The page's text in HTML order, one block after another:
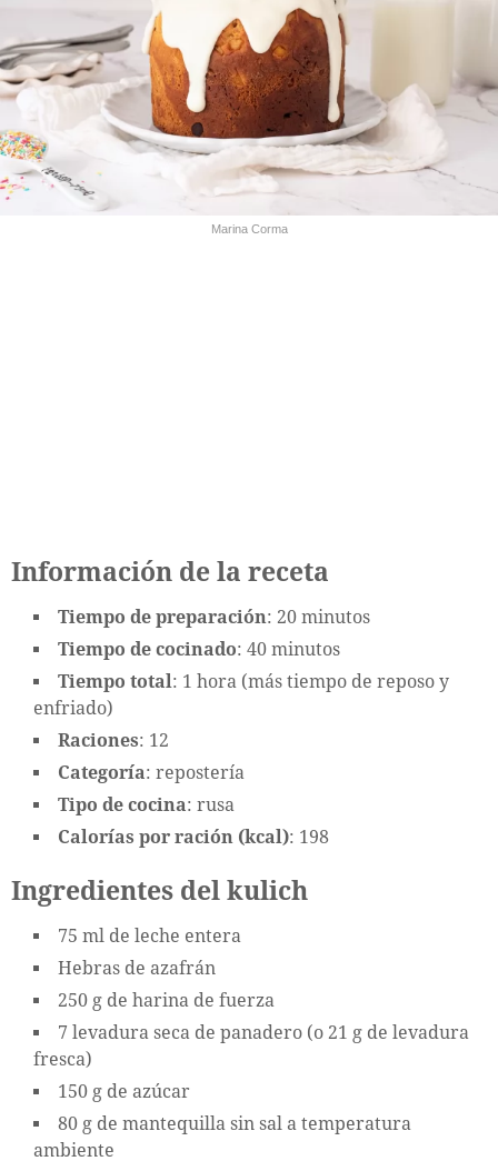
Marina Corma
Información de la receta
Tiempo de preparación: 20 minutos
Tiempo de cocinado: 40 minutos
Tiempo total: 1 hora (más tiempo de reposo y
enfriado)
Raciones: 12
Categoría: repostería
Tipo de cocina: rusa
Calorías por ración (kcal): 198
Ingredientes del kulich
75 ml de leche entera
Hebras de azafrán
250 g de harina de fuerza
7 levadura seca de panadero (o 21 g de levadura
fresca)
150 g de azúcar
80 g de mantequilla sin sal a temperatura
ambiente